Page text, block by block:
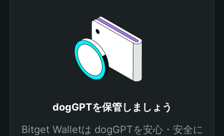
dogGPTを保管しましょう
Bitget Walletは dogGPTを安心・安全に